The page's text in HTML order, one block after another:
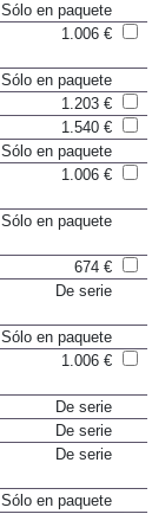
Sólo en paquete
1.006 €
Sólo en paquete
1.203 €
1.540 €
Sólo en paquete
1.006 €
Sólo en paquete
674 €
De serie
Sólo en paquete
1.006 €
De serie
De serie
De serie
Sólo en paquete